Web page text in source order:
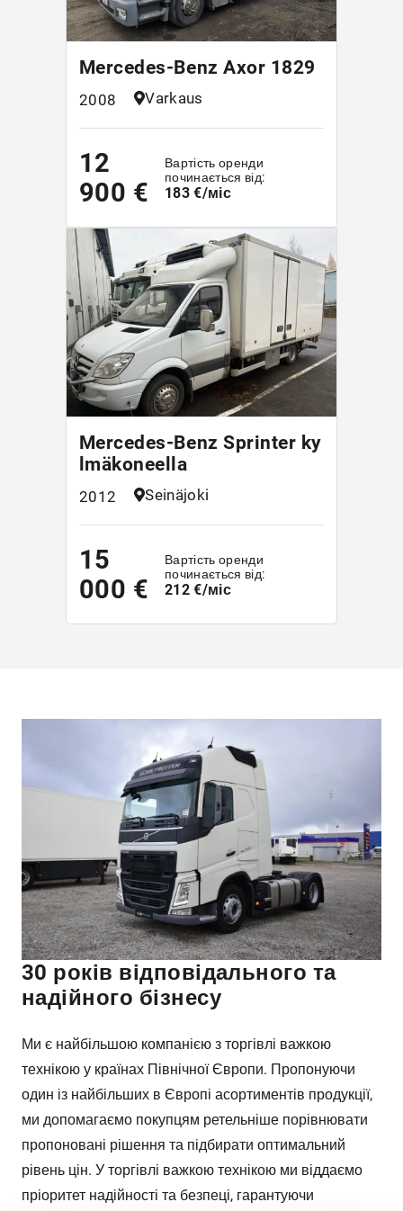
Mercedes-Benz Axor 1829
2008 Varkaus
12
900 €
Вартість оренди
починається від:
183 €/міс
Mercedes-Benz Sprinter ky
lmäkoneella
2012 Seinäjoki
15
000 €
Вартість оренди
починається від:
212 €/міс
30 років відповідального та
надійного бізнесу
Ми є найбільшою компанією з торгівлі важкою
технікою у країнах Північної Європи. Пропонуючи
один із найбільших в Європі асортиментів продукції,
ми допомагаємо покупцям ретельніше порівнювати
пропоновані рішення та підбирати оптимальний
рівень цін. У торгівлі важкою технікою ми віддаємо
пріоритет надійності та безпеці, гарантуючи